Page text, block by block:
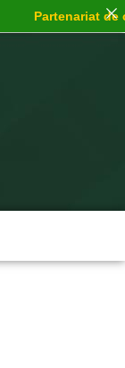
Partenariat de choc